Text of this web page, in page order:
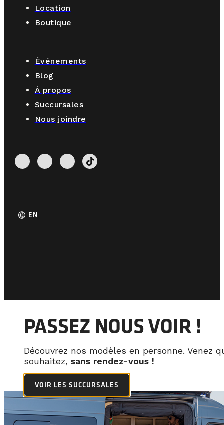
Location
Boutique
Événements
Blog
À propos
Succursales
Nous joindre
language EN
PASSEZ NOUS VOIR !
Découvrez nos modèles en personne. Venez
souhaitez, sans rendez-vous !
VOIR LES SUCCURSALES